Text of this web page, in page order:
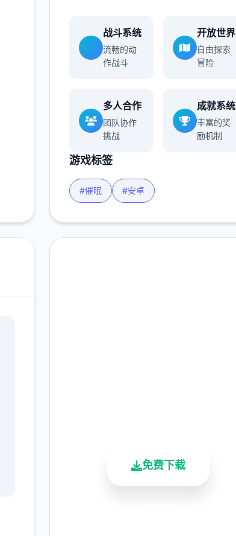
战斗系统
流畅的动
作战斗
开放世界
自由探索
冒险
多人合作
团队协作
挑战
成就系统
丰富的奖
励机制
游戏标签
#催眠 #安卓
免费下载